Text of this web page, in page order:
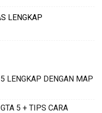
LENGKAP
LENGKAP DENGAN MAP
5 + TIPS CARA